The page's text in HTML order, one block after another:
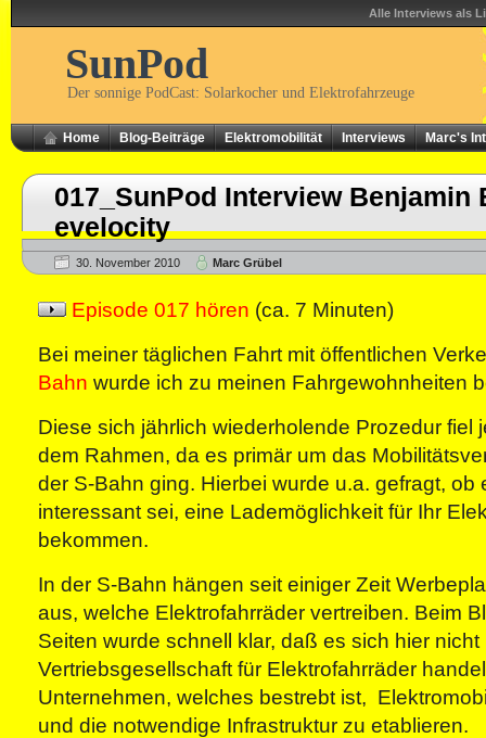
Alle Interviews als
SunPod
Der sonnige PodCast: Solarkocher und Elektrofahrzeuge
Home Blog-Beiträge Elektromobilität Interviews Marc's
017_SunPod Interview Benjamin
evelocity
30. November 2010 Marc Grübel
Episode 017 hören (ca. 7 Minuten)
Bei meiner täglichen Fahrt mit öffentlichen
Bahn wurde ich zu meinen Fahrgewohnheiten
Diese sich jährlich wiederholende Prozedur fiel
dem Rahmen, da es primär um das
der S-Bahn ging. Hierbei wurde u.a. gefragt, ob
interessant sei, eine Lademöglichkeit für Ihr
bekommen.
In der S-Bahn hängen seit einiger Zeit
aus, welche Elektrofahrräder vertreiben. Beim
Seiten wurde schnell klar, daß es sich hier
Vertriebsgesellschaft für Elektrofahrräder
Unternehmen, welches bestrebt ist,
und die notwendige Infrastruktur zu etablieren.